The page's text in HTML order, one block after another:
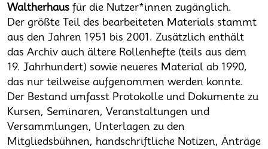
Waltherhaus für die Nutzer*innen zugänglich.
Der größte Teil des bearbeiteten Materials stammt
aus den Jahren 1951 bis 2001. Zusätzlich enthält
das Archiv auch ältere Rollenhefte (teils aus dem
19. Jahrhundert) sowie neueres Material ab 1990,
das nur teilweise aufgenommen werden konnte.
Der Bestand umfasst Protokolle und Dokumente zu
Kursen, Seminaren, Veranstaltungen und
Versammlungen, Unterlagen zu den
Mitgliedsbühnen, handschriftliche Notizen, Anträge